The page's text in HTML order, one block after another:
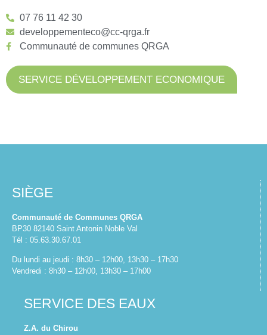
07 76 11 42 30
developpementeco@cc-qrga.fr
Communauté de communes QRGA
SERVICE DÉVELOPPEMENT ECONOMIQUE
SIÈGE
Communauté de Communes QRGA
BP30 82140 Saint Antonin Noble Val
Tél : 05.63.30.67.01
Du lundi au jeudi : 8h30 – 12h00, 13h30 – 17h30
Vendredi : 8h30 – 12h00, 13h30 – 17h00
SERVICE DES EAUX
Z.A. du Chirou